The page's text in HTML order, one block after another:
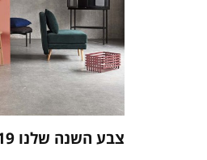
צבע השנה שלנו 2019